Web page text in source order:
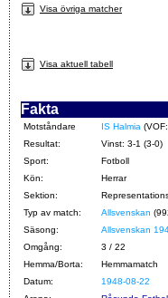
Visa övriga matcher
Visa aktuell tabell
Fakta
Motståndare IS Halmia
Resultat:
Vinst: 3-1 (3-0)
Sport:
Fotboll
Kön:
Herrar
Sektion:
Typ av match:
Allsvenskan
Säsong:
Allsvenskan
Omgång:
3 / 22
Hemma/Borta:
Hemmamatch
Datum:
1948-08-22